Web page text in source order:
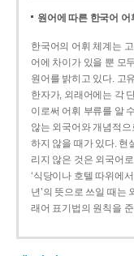
원어에 따른 한국어 어
한국어의 어휘 체계는
어에 차이가 있을 뿐 모
원어를 밝히고 있다. 고
한자가, 외래어에는 각
이로써 어휘 부류를 알
않는 외국어와 개념적
하지 않을 때가 있다. 현
리지 않은 것은 외국어
‘식당이나 호텔 따위에
년’의 뜻으로 쓰일 때는
래어 표기법의 원칙을